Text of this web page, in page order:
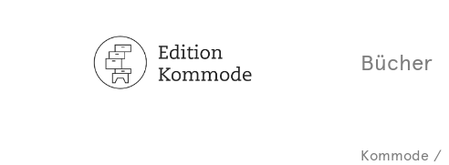
Bücher
Kommode